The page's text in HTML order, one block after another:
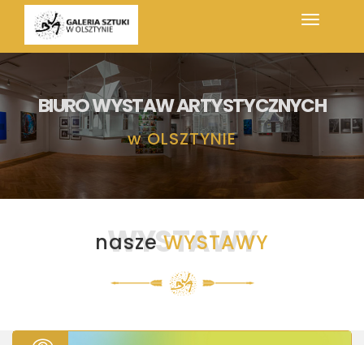
BIURO WYSTAW ARTYSTYCZNYCH
w OLSZTYNIE
WYSTAWY
naszeWYSTAWY